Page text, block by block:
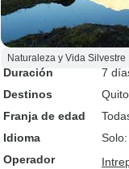
Naturaleza y Vida Silvestre
Duración
7
Destinos
Quito
Franja de edad
Idioma
Operador